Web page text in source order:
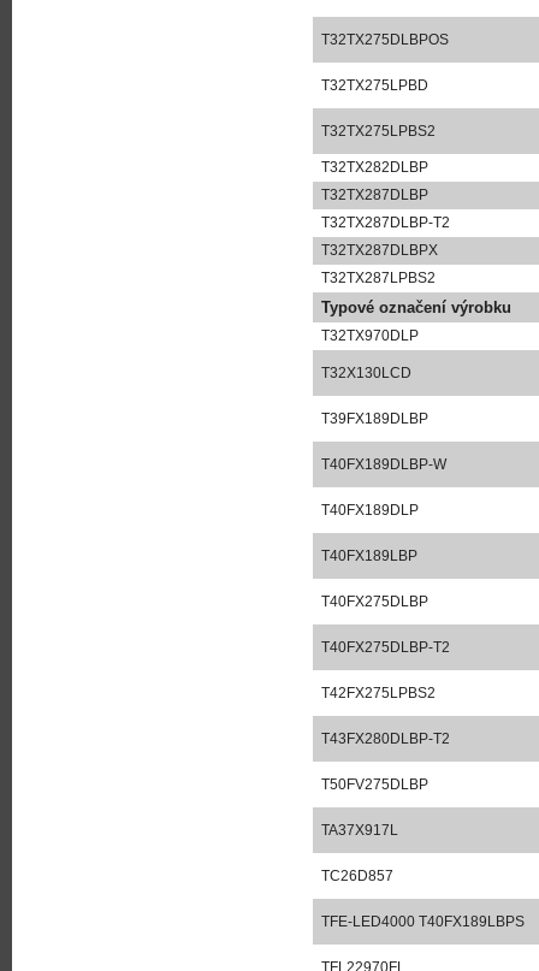
T32TX275DLBPOS
T32TX275LPBD
T32TX275LPBS2
T32TX282DLBP
T32TX287DLBP
T32TX287DLBP-T2
T32TX287DLBPX
T32TX287LPBS2
Typové označení výrobku
T32TX970DLP
T32X130LCD
T39FX189DLBP
T40FX189DLBP-W
T40FX189DLP
T40FX189LBP
T40FX275DLBP
T40FX275DLBP-T2
T42FX275LPBS2
T43FX280DLBP-T2
T50FV275DLBP
TA37X917L
TC26D857
TFE-LED4000 T40FX189LBPS
TFL22970FL